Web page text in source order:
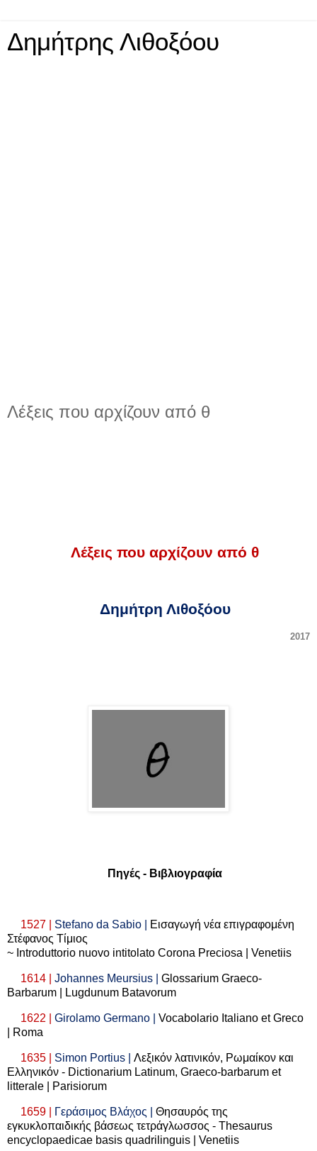
Δημήτρης Λιθοξόου
Λέξεις που αρχίζουν από θ
Λέξεις που αρχίζουν από θ
Δημήτρη Λιθοξόου
2017
Πηγές - Βιβλιογραφία
1527 | Stefano da Sabio|
Εισαγωγή νέα επιγραφομένη
Στέφανος Τίμιος
~ Introduttorio nuovo intitolato Corona Preciosa | Venetiis
1614 | Johannes Meursius | Glossarium Graeco-
Barbarum | Lugdunum Batavorum
1622 | Girolamo Germano | Vocabolario Italiano et Greco
| Roma
1635 | Simon Portius | Λεξικόν λατινικόν, Ρωμαίκον και
Ελληνικόν - Dictionarium Latinum, Graeco-barbarum et
litterale | Parisiorum
1659 | Γεράσιμος Βλάχος Θησαυρός της
εγκυκλοπαιδικής βάσεως τετράγλωσσος - Thesaurus
encyclopaedicae basis quadrilinguis | Venetiis